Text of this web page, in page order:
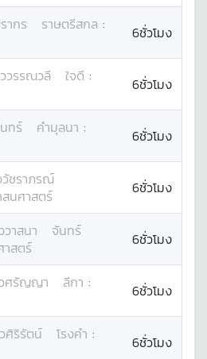
ากร ราษตรีสกล :
6ชั่วโมง
วรรณวลี ใจดี :
6ชั่วโมง
ทร์ คำมุลนา :
6ชั่วโมง
วัชราภรณ์
สนศาสตร์ 6ชั่วโมง
วาสนา
จันทร์
าสตร์ 6ชั่วโมง
ศรัญญา ลีกา :
6ชั่วโมง
ศิริรัตน์ โรงคำ :
6ชั่วโมง